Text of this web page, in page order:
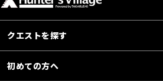
クエストを探す
初めての方へ